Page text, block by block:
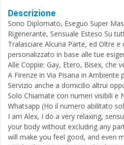
Descrizione
Sono Diplomato, Eseguo Super
Rigenerante, Sensuale Esteso Su
Tralasciare Alcuna Parte, ed Oltre e
personalizzato in base alle tue
Alle Coppie: Gay, Etero, Bisex, che
A Firenze in Via Pisana in
Servizio anche a domicilio altrui
Solo Chiamate con numeri visibili e
Whatsapp (Ho il numero abilitato
I am Alex, I do a very relaxing,
your body without excluding any
will make you feel good, and even